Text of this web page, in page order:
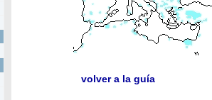
volver a la guía